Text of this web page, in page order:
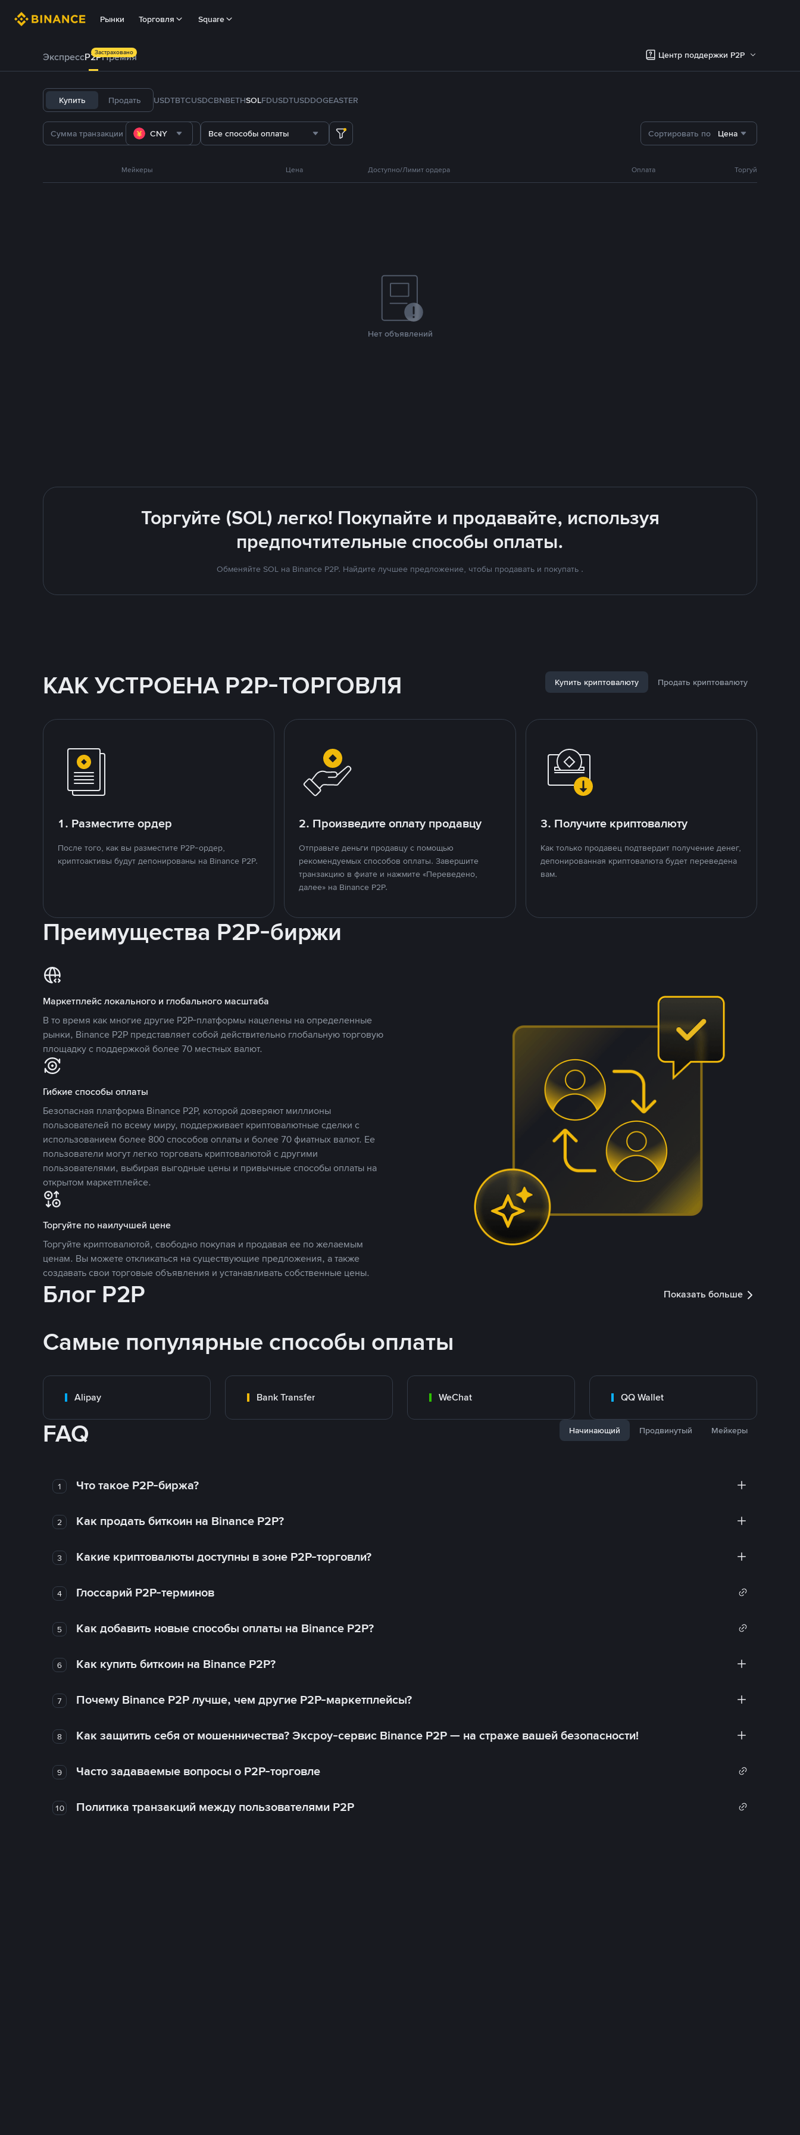
Рынки Торговля Square
ЭкспрессP2PПремия
Застраховано Центр поддержки P2P
Купить Продать USDTBTCUSDCBNBETHSOLFDUSDTUSDDOGEASTER
CNY Все способы оплаты Сортировать по Цена
Мейкеры Цена Доступно/Лимит ордера Оплата Торгуй
Нет объявлений
Торгуйте (SOL) легко! Покупайте и продавайте, используя
предпочтительные способы оплаты.
Обменяйте SOL на Binance P2P. Найдите лучшее предложение, чтобы продавать и покупать .
КАК УСТРОЕНА P2P-ТОРГОВЛЯ Купить криптовалюту Продать криптовалюту
1. Разместите ордер
После того, как вы разместите P2P-ордер,
криптоактивы будут депонированы на Binance P2P.
2. Произведите оплату продавцу
Отправьте деньги продавцу с помощью
рекомендуемых способов оплаты. Завершите
транзакцию в фиате и нажмите «Переведено,
далее» на Binance P2P.
3. Получите криптовалюту
Как только продавец подтвердит получение денег,
депонированная криптовалюта будет переведена
вам.
Преимущества P2P-биржи
Маркетплейс локального и глобального масштаба
В то время как многие другие P2P-платформы нацелены на определенные
рынки, Binance P2P представляет собой действительно глобальную торговую
площадку с поддержкой более 70 местных валют.
Гибкие способы оплаты
Безопасная платформа Binance P2P, которой доверяют миллионы
пользователей по всему миру, поддерживает криптовалютные сделки с
использованием более 800 способов оплаты и более 70 фиатных валют. Ее
пользователи могут легко торговать криптовалютой с другими
пользователями, выбирая выгодные цены и привычные способы оплаты на
открытом маркетплейсе.
Торгуйте по наилучшей цене
Торгуйте криптовалютой, свободно покупая и продавая ее по желаемым
ценам. Вы можете откликаться на существующие предложения, а также
создавать свои торговые объявления и устанавливать собственные цены.
Блог P2P Показать больше
Самые популярные способы оплаты
Alipay Bank Transfer WeChat QQ Wallet
FAQ Начинающий Продвинутый Мейкеры
1 Что такое P2P-биржа?
2 Как продать биткоин на Binance P2P?
3 Какие криптовалюты доступны в зоне P2P-торговли?
4 Глоссарий P2P-терминов
5 Как добавить новые способы оплаты на Binance P2P?
6 Как купить биткоин на Binance P2P?
7 Почему Binance P2P лучше, чем другие P2P-маркетплейсы?
8 Как защитить себя от мошенничества? Эксроу-сервис Binance P2P — на страже вашей безопасности!
9 Часто задаваемые вопросы о P2P-торговле
10 Политика транзакций между пользователями P2P